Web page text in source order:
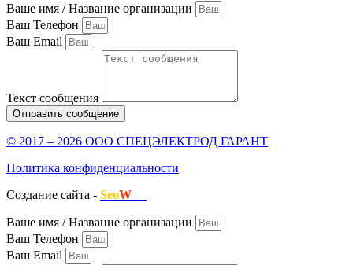
Ваше имя / Название организации
Ваш Телефон
Ваш Email
Текст сообщения
Отправить сообщение
© 2017 – 2026 ООО СПЕЦЭЛЕКТРОД ГАРАНТ
Политика конфиденциальности
Создание сайта - SeoW.ru
Ваше имя / Название организации
Ваш Телефон
Ваш Email